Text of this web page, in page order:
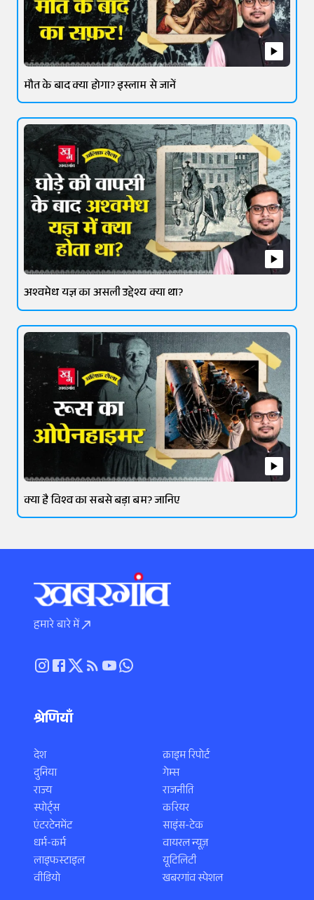
मौत के बाद क्या होगा? इस्लाम से जानें
अश्वमेध यज्ञ का असली उद्देश्य क्या था?
क्या है विश्व का सबसे बड़ा बम? जानिए
हमारे बारे में
श्रेणियाँ
देश
दुनिया
राज्य
स्पोर्ट्स
एंटरटेनमेंट
धर्म-कर्म
लाइफस्टाइल
वीडियो
क्राइम रिपोर्ट
गेम्स
राजनीति
करियर
साइंस-टेक
वायरल न्यूज़
यूटिलिटी
खबरगांव स्पेशल